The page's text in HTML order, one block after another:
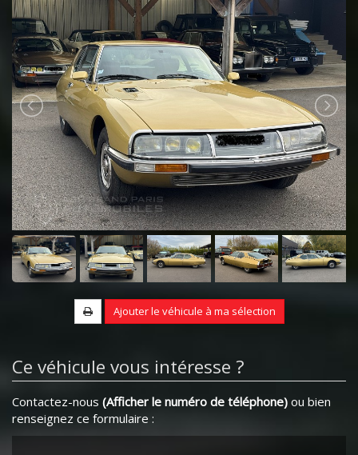
Ajouter le véhicule à ma sélection
Ce véhicule vous intéresse ?
Contactez-nous (Afficher le numéro de téléphone) ou bien
renseignez ce formulaire :